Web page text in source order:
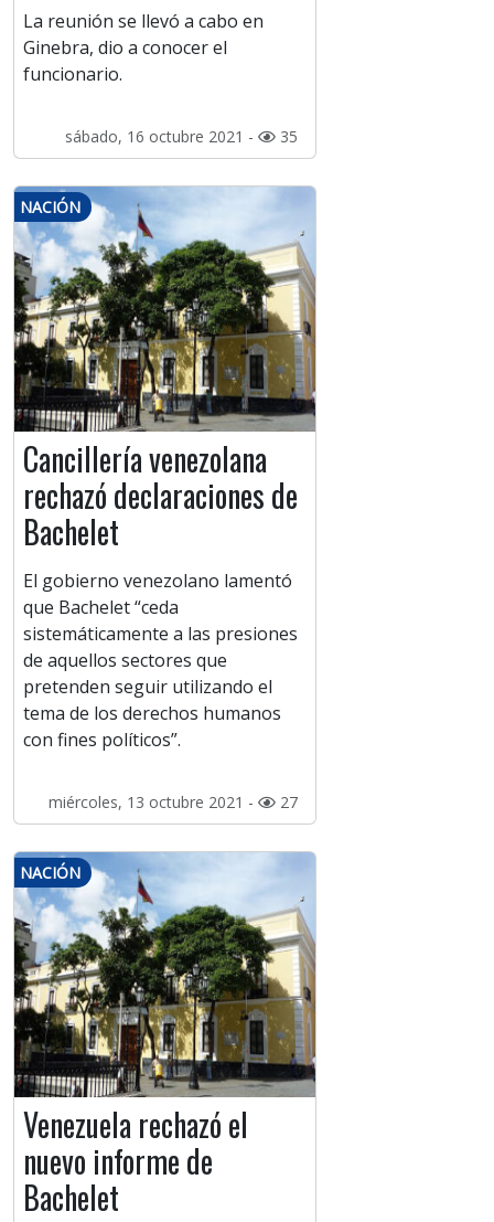
La reunión se llevó a cabo en
Ginebra, dio a conocer el
funcionario.
sábado, 16 octubre 2021 - 35
NACIÓN
Cancillería venezolana
rechazó declaraciones de
Bachelet
El gobierno venezolano lamentó
que Bachelet “ceda
sistemáticamente a las presiones
de aquellos sectores que
pretenden seguir utilizando el
tema de los derechos humanos
con fines políticos”.
miércoles, 13 octubre 2021 - 27
NACIÓN
Venezuela rechazó el
nuevo informe de
Bachelet